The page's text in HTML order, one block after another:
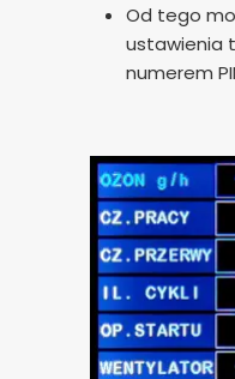
Od tego
ustawienia
numerem